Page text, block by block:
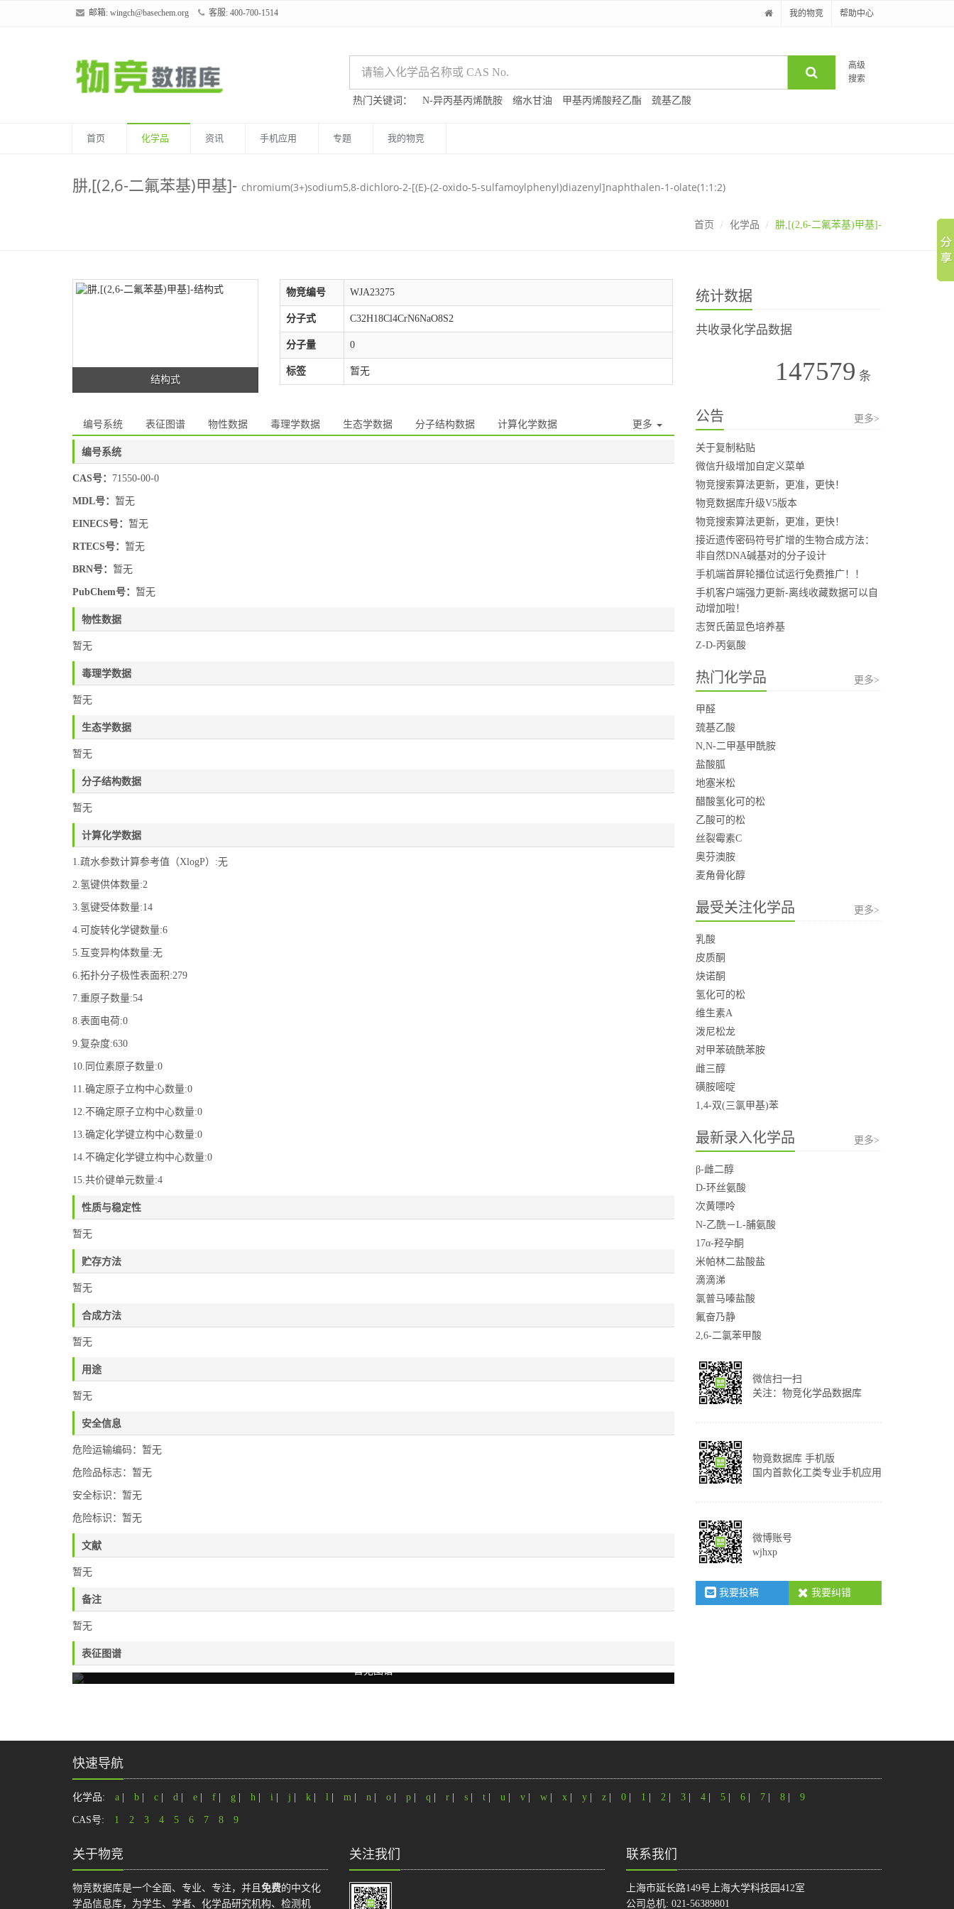
邮箱: wingch@basechem.org 客服: 400-700-1514 我的物竞 帮助中心
高级
搜索
热门关键词： N-异丙基丙烯酰胺 缩水甘油 甲基丙烯酸羟乙酯 巯基乙酸
首页 化学品 资讯 手机应用 专题 我的物竞
肼,[(2,6-二氟苯基)甲基]- chromium(3+)sodium5,8-dichloro-2-[(E)-(2-oxido-5-sulfamoylphenyl)diazenyl]naphthalen-1-olate(1:1:2)
首页 化学品 肼,[(2,6-二氟苯基)甲基]-
结构式
物竞编号 WJA23275
分子式 C32H18Cl4CrN6NaO8S2
分子量 0
标签 暂无
编号系统 表征图谱 物性数据 毒理学数据 生态学数据 分子结构数据 计算化学数据 更多
编号系统
CAS号： 71550-00-0
MDL号： 暂无
EINECS号： 暂无
RTECS号： 暂无
BRN号： 暂无
PubChem号： 暂无
物性数据
暂无
毒理学数据
暂无
生态学数据
暂无
分子结构数据
暂无
计算化学数据
1.疏水参数计算参考值（XlogP）:无
2.氢键供体数量:2
3.氢键受体数量:14
4.可旋转化学键数量:6
5.互变异构体数量:无
6.拓扑分子极性表面积:279
7.重原子数量:54
8.表面电荷:0
9.复杂度:630
10.同位素原子数量:0
11.确定原子立构中心数量:0
12.不确定原子立构中心数量:0
13.确定化学键立构中心数量:0
14.不确定化学键立构中心数量:0
15.共价键单元数量:4
性质与稳定性
暂无
贮存方法
暂无
合成方法
暂无
用途
暂无
安全信息
危险运输编码：暂无
危险品标志：暂无
安全标识：暂无
危险标识：暂无
文献
暂无
备注
暂无
表征图谱
暂无图谱
统计数据
共收录化学品数据
147579 条
公告 更多>
关于复制粘贴
微信升级增加自定义菜单
物竞搜索算法更新，更准，更快！
物竞数据库升级V5版本
物竞搜索算法更新，更准，更快！
接近遗传密码符号扩增的生物合成方法：
非自然DNA碱基对的分子设计
手机端首屏轮播位试运行免费推广！！
手机客户端强力更新-离线收藏数据可以自
动增加啦！
志贺氏菌显色培养基
Z-D-丙氨酸
热门化学品 更多>
甲醛
巯基乙酸
N,N-二甲基甲酰胺
盐酸胍
地塞米松
醋酸氢化可的松
乙酸可的松
丝裂霉素C
奥芬澳胺
麦角骨化醇
最受关注化学品 更多>
乳酸
皮质酮
炔诺酮
氢化可的松
维生素A
泼尼松龙
对甲苯硫酰苯胺
雌三醇
磺胺嘧啶
1,4-双(三氯甲基)苯
最新录入化学品 更多>
β-雌二醇
D-环丝氨酸
次黄嘌呤
N-乙酰－L-脯氨酸
17α-羟孕酮
米帕林二盐酸盐
滴滴涕
氯普马嗪盐酸
氟奋乃静
2,6-二氯苯甲酸
微信扫一扫
关注：物竞化学品数据库
物竟数据库 手机版
国内首款化工类专业手机应用
微博账号
wjhxp
我要投稿 我要纠错
快速导航
化学品: a b c d e f g h i j k l m n o p q r s t u v w x y z 0 1 2 3 4 5 6 7 8 9
CAS号: 1 2 3 4 5 6 7 8 9
关于物竞
物竞数据库是一个全面、专业、专注，并且 免费的中文化
学品信息库，为学生、学者、化学品研究机构、检测机
关注我们 联系我们
上海市延长路149号上海大学科技园412室
公司总机: 021-56389801